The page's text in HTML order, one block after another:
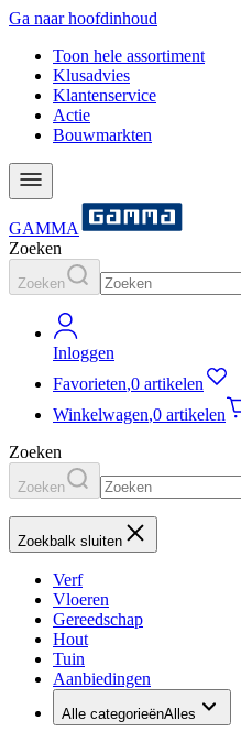
Ga naar hoofdinhoud
Toon hele assortiment
Klusadvies
Klantenservice
Actie
Bouwmarkten
GAMMA
Zoeken
Zoeken
Inloggen
Favorieten,0 artikelen
Winkelwagen,0 artikelen
Zoeken
Zoeken
Zoekbalk sluiten
Verf
Vloeren
Gereedschap
Hout
Tuin
Aanbiedingen
Alle categorieënAlles